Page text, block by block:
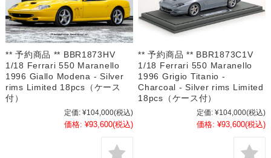
** 予約商品 ** BBR1873HV
1/18 Ferrari 550 Maranello
1996 Giallo Modena - Silver
rims Limited 18pcs（ケース
付）
定価: ¥104,000(税込)
価格: ¥93,600(税込)
** 予約商品 ** BBR1873C1V
1/18 Ferrari 550 Maranello
1996 Grigio Titanio -
Charcoal - Silver rims Limited
18pcs（ケース付）
定価: ¥104,000(税込)
価格: ¥93,600(税込)